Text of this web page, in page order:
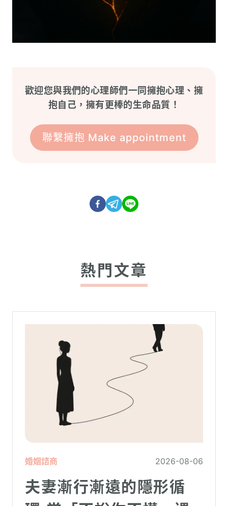
歡迎您與我們的心理師們一同擁抱心理、擁
抱自己，擁有更棒的生命品質！
聯繫擁抱 Make appointment
熱門文章
婚姻諮商 2026-08-06
夫妻漸行漸遠的隱形循